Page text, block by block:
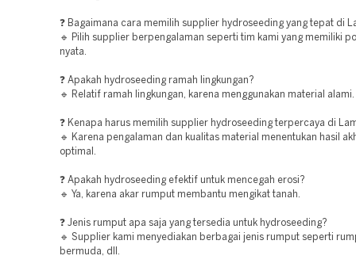
❓ Bagaimana cara memilih supplier hydroseeding yang tepat di
🔹 Pilih supplier berpengalaman seperti tim kami yang memiliki
nyata.
❓ Apakah hydroseeding ramah lingkungan?
🔹 Relatif ramah lingkungan, karena menggunakan material alami.
❓ Kenapa harus memilih supplier hydroseeding terpercaya di
🔹 Karena pengalaman dan kualitas material menentukan hasil
optimal.
❓ Apakah hydroseeding efektif untuk mencegah erosi?
🔹 Ya, karena akar rumput membantu mengikat tanah.
❓ Jenis rumput apa saja yang tersedia untuk hydroseeding?
🔹 Supplier kami menyediakan berbagai jenis rumput seperti
bermuda, dll.